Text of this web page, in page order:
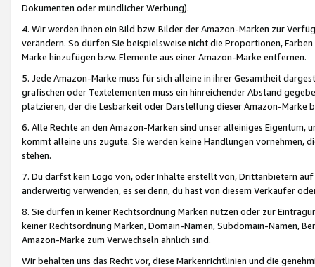
Dokumenten oder mündlicher Werbung).
4. Wir werden Ihnen ein Bild bzw. Bilder der Amazon-Marken zur
verändern. So dürfen Sie beispielsweise nicht die Proportionen,
Marke hinzufügen bzw. Elemente aus einer Amazon-Marke entfernen.
5. Jede Amazon-Marke muss für sich alleine in ihrer Gesamtheit
grafischen oder Textelementen muss ein hinreichender Abstand
platzieren, der die Lesbarkeit oder Darstellung dieser Amazon-Marke
6. Alle Rechte an den Amazon-Marken sind unser alleiniges
kommt alleine uns zugute. Sie werden keine Handlungen vornehmen,
stehen.
7. Du darfst kein Logo von, oder Inhalte erstellt von,Drittanbietern auf
anderweitig verwenden, es sei denn, du hast von diesem Verkäufer
8. Sie dürfen in keiner Rechtsordnung Marken nutzen oder zur
keiner Rechtsordnung Marken, Domain-Namen, Subdomain-Namen,
Amazon-Marke zum Verwechseln ähnlich sind.
Wir behalten uns das Recht vor, diese Markenrichtlinien und die